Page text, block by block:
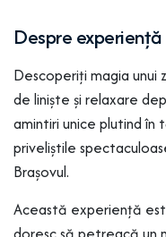
Despre experiență
Descoperiți magia unui
de liniște și relaxare
amintiri unice plutind în
priveliștile
Brașovul.
Această experiență